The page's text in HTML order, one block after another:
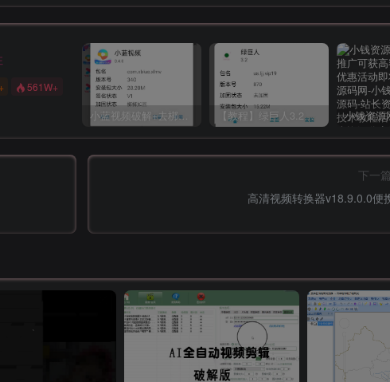
561W+
小蓝视频破解+去梆梆加固教程 【教程】绿巨人3.2破解详细教学
下一篇
高清视频转换器v18.9.0.0便